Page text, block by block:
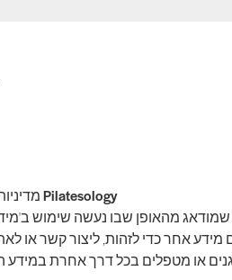
Pilatesology מדיניות הפרטיות של .com
אחר כדי לזהות, ליצור קשר או
או מטפלים בכל דרך אחרת